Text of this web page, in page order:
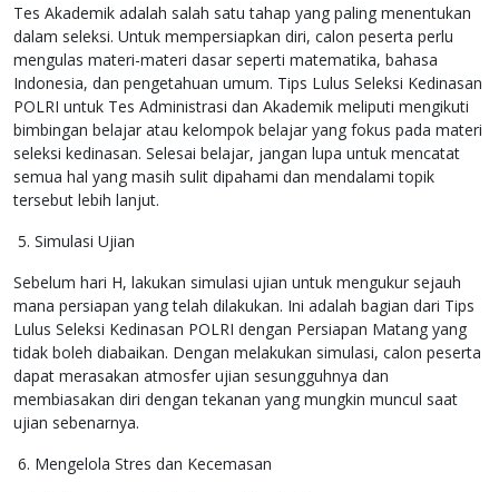
Tes Akademik adalah salah satu tahap yang paling menentukan
dalam seleksi. Untuk mempersiapkan diri, calon peserta perlu
mengulas materi-materi dasar seperti matematika, bahasa
Indonesia, dan pengetahuan umum. Tips Lulus Seleksi Kedinasan
POLRI untuk Tes Administrasi dan Akademik meliputi mengikuti
bimbingan belajar atau kelompok belajar yang fokus pada materi
seleksi kedinasan. Selesai belajar, jangan lupa untuk mencatat
semua hal yang masih sulit dipahami dan mendalami topik
tersebut lebih lanjut.
5. Simulasi Ujian
Sebelum hari H, lakukan simulasi ujian untuk mengukur sejauh
mana persiapan yang telah dilakukan. Ini adalah bagian dari Tips
Lulus Seleksi Kedinasan POLRI dengan Persiapan Matang yang
tidak boleh diabaikan. Dengan melakukan simulasi, calon peserta
dapat merasakan atmosfer ujian sesungguhnya dan
membiasakan diri dengan tekanan yang mungkin muncul saat
ujian sebenarnya.
6. Mengelola Stres dan Kecemasan